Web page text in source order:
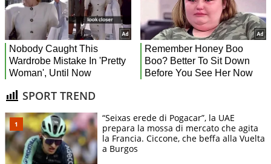
SPORT TREND
“Seixas erede di Pogacar”, la UAE
prepara la mossa di mercato che agita
la Francia. Ciccone, che beffa alla Vuelta
a Burgos